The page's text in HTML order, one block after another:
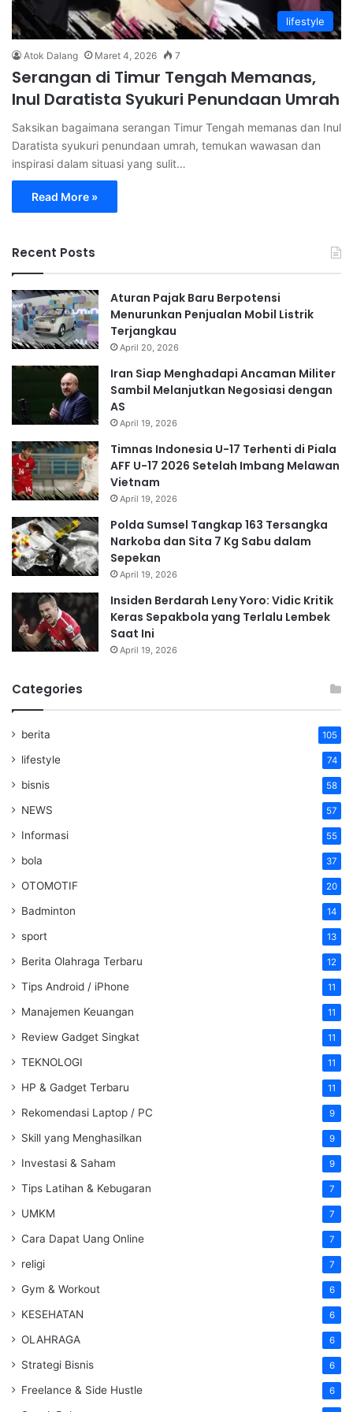
lifestyle
Atok Dalang Maret 4, 2026 7
Serangan di Timur Tengah Memanas,
Inul Daratista Syukuri Penundaan Umrah
Saksikan bagaimana serangan Timur Tengah memanas dan Inul
Daratista syukuri penundaan umrah, temukan wawasan dan
inspirasi dalam situasi yang sulit…
Read More »
Recent Posts
Aturan Pajak Baru Berpotensi
Menurunkan Penjualan Mobil Listrik
Terjangkau
April 20, 2026
Iran Siap Menghadapi Ancaman Militer
Sambil Melanjutkan Negosiasi dengan
AS
April 19, 2026
Timnas Indonesia U-17 Terhenti di Piala
AFF U-17 2026 Setelah Imbang Melawan
Vietnam
April 19, 2026
Polda Sumsel Tangkap 163 Tersangka
Narkoba dan Sita 7 Kg Sabu dalam
Sepekan
April 19, 2026
Insiden Berdarah Leny Yoro: Vidic Kritik
Keras Sepakbola yang Terlalu Lembek
Saat Ini
April 19, 2026
Categories
berita 105
lifestyle 74
bisnis 58
NEWS 57
Informasi 55
bola 37
OTOMOTIF 20
Badminton 14
sport 13
Berita Olahraga Terbaru 12
Tips Android / iPhone 11
Manajemen Keuangan 11
Review Gadget Singkat 11
TEKNOLOGI 11
HP & Gadget Terbaru 11
Rekomendasi Laptop / PC 9
Skill yang Menghasilkan 9
Investasi & Saham 9
Tips Latihan & Kebugaran 7
UMKM 7
Cara Dapat Uang Online 7
religi 7
Gym & Workout 6
KESEHATAN 6
OLAHRAGA 6
Strategi Bisnis 6
Freelance & Side Hustle 6